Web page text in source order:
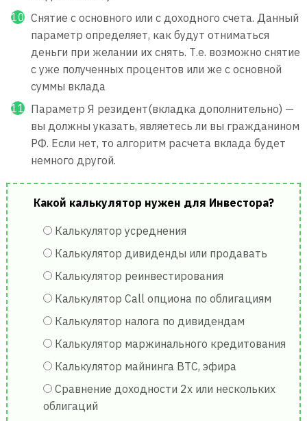
Снятие с основного или с доходного счета. Данный
параметр определяет, как будут отниматься
деньги при желании их снять. Т.е. возможно снятие
с уже полученных процентов или же с основной
суммы вклада
Параметр Я резидент(вкладка дополнительно) —
вы должны указать, являетесь ли вы гражданином
РФ. Если нет, то алгоритм расчета вклада будет
немного другой.
Какой калькулятор нужен для Инвестора?
Калькулятор усреднения
Калькулятор дивиденды или продавать
Калькулятор реинвестирования
Калькулятор Call опциона по облигациям
Калькулятор налога по дивидендам
Калькулятор маржинального кредитования
Калькулятор майнинга BTC, эфира
Сравнение доходности 2х или нескольких
облигаций